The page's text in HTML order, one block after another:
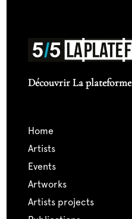
Découvrir La plateforme
home
artists
events
artworks
artists projects